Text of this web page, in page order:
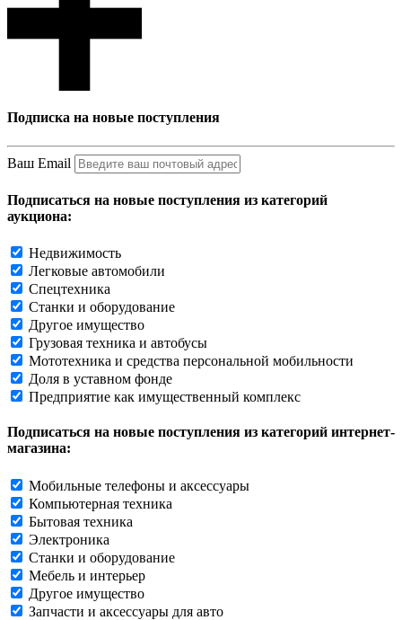
Подписка на новые поступления
Ваш Email
Подписаться на новые поступления из категорий
аукциона:
Недвижимость
Легковые автомобили
Спецтехника
Станки и оборудование
Другое имущество
Грузовая техника и автобусы
Мототехника и средства персональной мобильности
Доля в уставном фонде
Предприятие как имущественный комплекс
Подписаться на новые поступления из категорий интернет-
магазина:
Мобильные телефоны и аксессуары
Компьютерная техника
Бытовая техника
Электроника
Станки и оборудование
Мебель и интерьер
Другое имущество
Запчасти и аксессуары для авто